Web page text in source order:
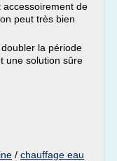
de
peut très bien
la période
une solution sûre
/ chauffage eau